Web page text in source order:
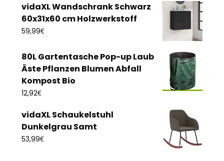
vidaXL Wandschrank Schwarz
60x31x60 cm Holzwerkstoff
59,99€
80L Gartentasche Pop-up Laub
Äste Pflanzen Blumen Abfall
Kompost Bio
12,92€
vidaXL Schaukelstuhl
Dunkelgrau Samt
53,99€